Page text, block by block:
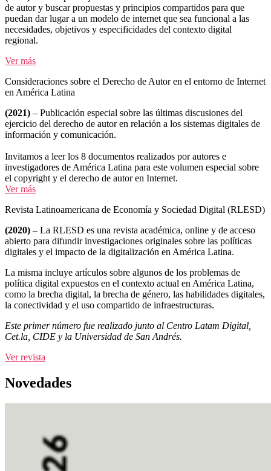
de autor y buscar propuestas y principios compartidos para que
puedan dar lugar a un modelo de internet que sea funcional a las
necesidades, objetivos y especificidades del contexto digital
regional.
Ver más
Consideraciones sobre el Derecho de Autor en el entorno de Internet
en América Latina
(2021) – Publicación especial sobre las últimas discusiones del
ejercicio del derecho de autor en relación a los sistemas digitales de
información y comunicación.
Invitamos a leer los 8 documentos realizados por autores e
investigadores de América Latina para este volumen especial sobre
el copyright y el derecho de autor en Internet.
Ver más
Revista Latinoamericana de Economía y Sociedad Digital (RLESD)
(2020) – La RLESD es una revista académica, online y de acceso
abierto para difundir investigaciones originales sobre las políticas
digitales y el impacto de la digitalización en América Latina.
La misma incluye artículos sobre algunos de los problemas de
política digital expuestos en el contexto actual en América Latina,
como la brecha digital, la brecha de género, las habilidades digitales,
la conectividad y el uso compartido de infraestructuras.
Este primer número fue realizado junto al Centro Latam Digital,
Cet.la, CIDE y la Universidad de San Andrés.
Ver revista
Novedades